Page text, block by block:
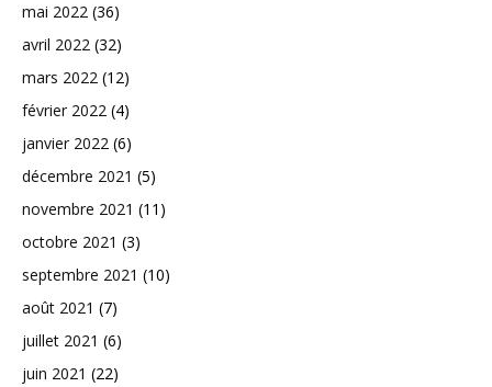
mai 2022 (36)
avril 2022 (32)
mars 2022 (12)
février 2022 (4)
janvier 2022 (6)
décembre 2021 (5)
novembre 2021 (11)
octobre 2021 (3)
septembre 2021 (10)
août 2021 (7)
juillet 2021 (6)
juin 2021 (22)